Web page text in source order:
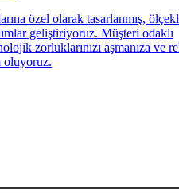
özel olarak tasarlanmış,
geliştiriyoruz. Müşteri odaklı
zorluklarınızı aşmanıza ve
oluyoruz.